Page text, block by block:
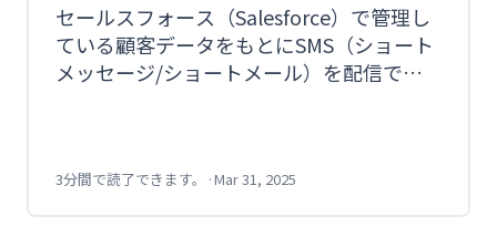
セールスフォース（Salesforce）で管理し
ている顧客データをもとにSMS（ショート
メッセージ/ショートメール）を配信でき
発の手間がかかります。 CM.comのメール
3分間で読了できます。 ·Mar 31, 2025